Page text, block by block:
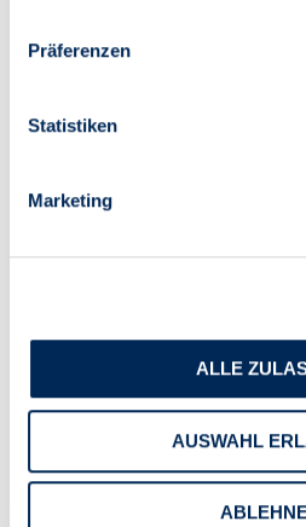
Präferenzen
Statistiken
Marketing
ALLE
AUSWAHL
Multiplikatoren- und
Immobilienverwalters
Allerdings sind energetische